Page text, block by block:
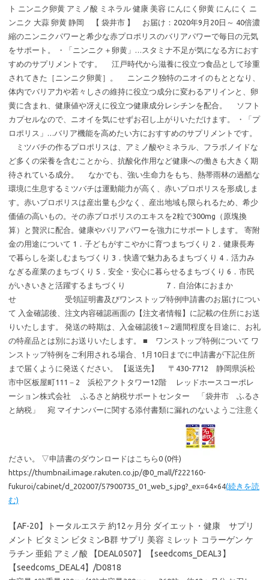
ト ニンニク卵黄 アミノ酸 ミネラル 健康 美容 にんにく卵黄 にんにく ニ
ンニク 大蒜 卵黄 静岡 【 袋井市 】 お届け：2020年9月20日～ 40倍濃
縮のニンニクパワーと希少な赤プロポリスのバリアパワーで毎日の元気
をサポート。 ・「ニンニク＋卵黄」…スタミナ不足が気になる方におす
すめのサプリメントです。 江戸時代から滋養に役立つ食品として珍重
されてきた［ニンニク卵黄］。 ニンニク独特のニオイのもととなり、
体内でバリア力や若々しさの維持に役立つ成分に変わるアリインと、卵
黄に含まれ、健康値や冴えに役立つ健康成分レシチンを配合。 ソフト
カプセルなので、ニオイを気にせずお召し上がりいただけます。 ・「プ
ロポリス」…バリア機能を高めたい方におすすめのサプリメントです。
ミツバチの作るプロポリスは、アミノ酸やミネラル、フラボノイドな
ど多くの栄養を含むことから、抗酸化作用など健康への働きも大きく期
待されている成分。 なかでも、強い生命力をもち、熱帯雨林の過酷な
環境に生息するミツバチは運動能力が高く、赤いプロポリスを形成しま
す。赤いプロポリスは産出量も少なく、産出地域も限られるため、希少
価値の高いもの。その赤プロポリスのエキスを2粒で300mg（原塊換
算）と贅沢に配合。健康やバリアパワーを強力にサポートします。 寄附
金の用途について 1．子どもがすこやかに育つまちづくり 2．健康長寿
で暮らしを楽しむまちづくり 3．快適で魅力あるまちづくり 4．活力み
なぎる産業のまちづくり 5．安全・安心に暮らせるまちづくり 6．市民
がいきいきと活躍するまちづくり 7．自治体におまか
せ 受領証明書及びワンストップ特例申請書のお届けについ
て 入金確認後、注文内容確認画面の【注文者情報】に記載の住所にお送
りいたします。 発送の時期は、入金確認後1～2週間程度を目途に、お礼
の特産品とは別にお送りいたします。 ■ ワンストップ特例について ワ
ンストップ特例をご利用される場合、1月10日までに申請書が下記住所
まで届くように発送ください。 【返送先】 〒430-7712 静岡県浜松
市中区板屋町111－2 浜松アクトタワー12階 レッドホースコーポレ
ーション株式会社 ふるさと納税サポートセンター 「袋井市 ふるさ
と納税」 宛 マイナンバーに関する添付書類に漏れのないようご注意く
ださい。 ▽申請書のダウンロードはこちら0 (0件)
https://thumbnail.image.rakuten.co.jp/@0_mall/f222160-
fukuroi/cabinet/d_202007/57900735_01_web_s.jpg?_ex=64×64(続きを読
む)
【AF-20】トータルエステ 約12ヶ月分 ダイエット・健康 サプリ
メント ビタミン ビタミンB群 サプリ 美容 ミレット コラーゲン ケ
ラチン 亜鉛 アミノ酸 【DEAL0507】【seedcoms_DEAL3】
【seedcoms_DEAL4】/D0818